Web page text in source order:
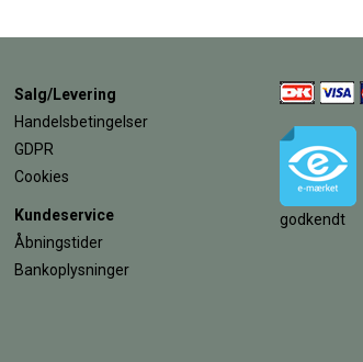
Salg/Levering
Handelsbetingelser
GDPR
Cookies
Kundeservice
Åbningstider
Bankoplysninger
godkendt